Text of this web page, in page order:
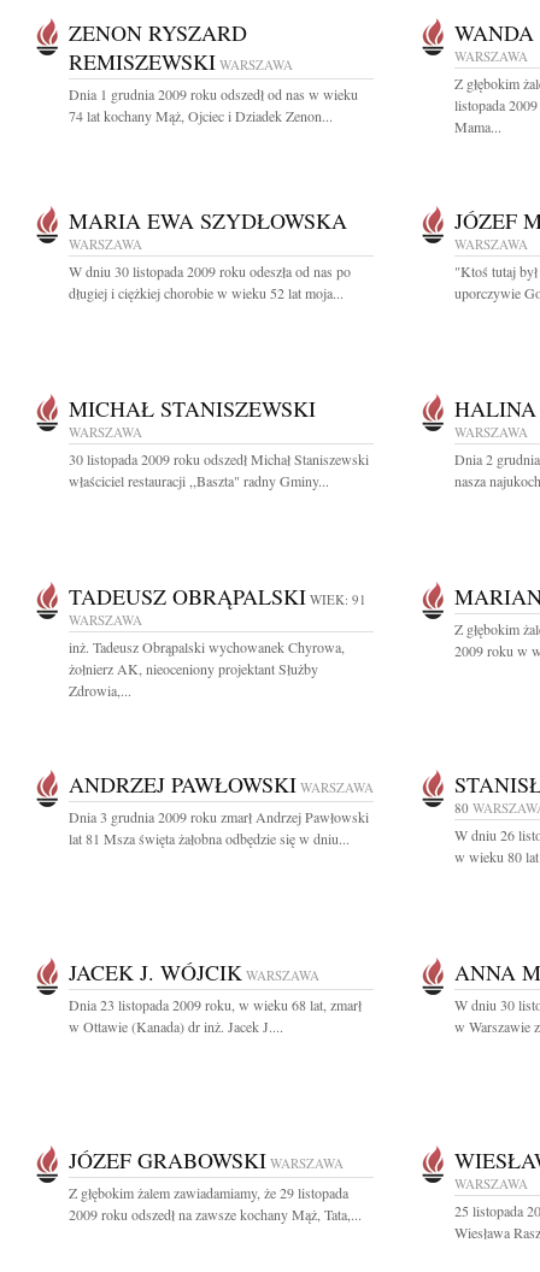
ZENON RYSZARD
REMISZEWSKI WARSZAWA
Dnia 1 grudnia 2009 roku odszedł od nas w wieku
74 lat kochany Mąż, Ojciec i Dziadek Zenon...
WARSZAWA
Z głębokim
listopada 2009
Mama...
MARIA EWA SZYDŁOWSKA
WARSZAWA
W dniu 30 listopada 2009 roku odeszła od nas po
długiej i ciężkiej chorobie w wieku 52 lat moja...
JÓZEF
WARSZAWA
"Ktoś tutaj
uporczywie
MICHAŁ STANISZEWSKI
WARSZAWA
30 listopada 2009 roku odszedł Michał Staniszewski
właściciel restauracji ,,Baszta" radny Gminy...
HALINA
WARSZAWA
Dnia 2
nasza
TADEUSZ OBRĄPALSKI WIEK: 91
WARSZAWA
inż. Tadeusz Obrąpalski wychowanek Chyrowa,
żołnierz AK, nieoceniony projektant Służby
Zdrowia,...
Z głębokim
2009 roku w
ANDRZEJ PAWŁOWSKI WARSZAWA
Dnia 3 grudnia 2009 roku zmarł Andrzej Pawłowski
lat 81 Msza święta żałobna odbędzie się w dniu...
80
W dniu 26
w wieku 80
JACEK J. WÓJCIK WARSZAWA
Dnia 23 listopada 2009 roku, w wieku 68 lat, zmarł
w Ottawie (Kanada) dr inż. Jacek J....
ANNA
W dniu 30
w Warszawie
JÓZEF GRABOWSKI WARSZAWA
Z głębokim żalem zawiadamiamy, że 29 listopada
2009 roku odszedł na zawsze kochany Mąż, Tata,...
WARSZAWA
25 listopada
Wiesława